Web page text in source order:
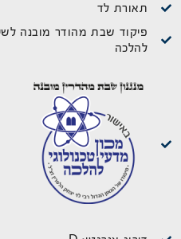
תאורת לד
פיקוד שבת מהודר מובנה
להלכה